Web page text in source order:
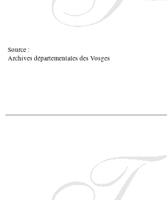
Source :
Archives départementales des Vosges